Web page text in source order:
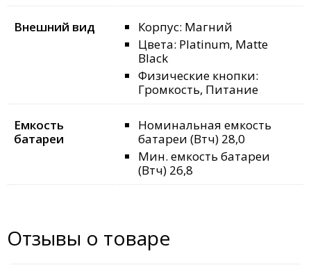
Внешний вид
Корпус: Магний
Цвета: Platinum, Matte
Black
Физические кнопки:
Громкость, Питание
Емкость
батареи
Номинальная емкость
батареи (Втч) 28,0
Мин. емкость батареи
(Втч) 26,8
Отзывы о товаре